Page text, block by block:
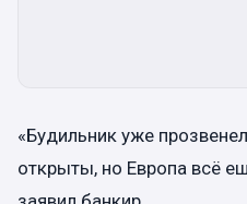
«Будильник уже
открыты, но Европа всё